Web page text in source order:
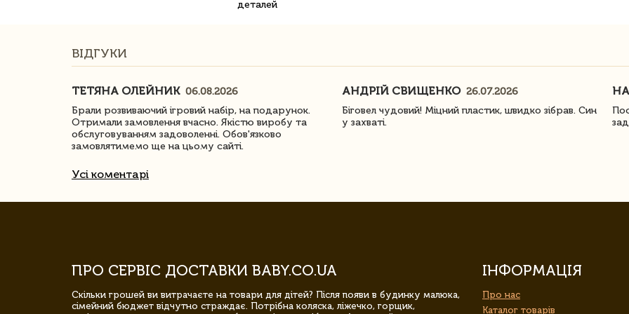
деталей
ВІДГУКИ
ТЕТЯНА ОЛЕЙНИК 06.08.2026
Брали розвиваючий ігровий набір, на подарунок.
Отримали замовлення вчасно. Якістю виробу та
обслуговуванням задоволенні. Обов'язково
замовлятимемо ще на цьому сайті.
АНДРІЙ СВИЩЕНКО 26.07.2026
Біговел чудовий! Міцний пластик, швидко зібрав. Син
у захваті.
Усі коментарі
ПРО СЕРВІС ДОСТАВКИ BABY.CO.UA
Скільки грошей ви витрачаєте на товари для дітей? Після появи в будинку малюка,
сімейний бюджет відчутно страждає. Потрібна коляска, ліжечко, горщик,
ІНФОРМАЦІЯ
Про нас
Каталог товарів